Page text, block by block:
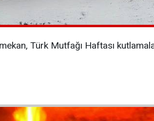
Türk Mutfağı Haftası